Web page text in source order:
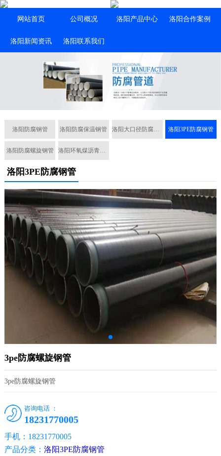
网站首页 公司概况 洛阳产品中心 洛阳合作案例
洛阳新闻资讯 洛阳联系我们
洛阳防腐钢管 洛阳防腐保温钢管 洛阳大口径防腐钢管 洛阳3PE防腐钢管
洛阳防腐螺旋钢管 洛阳环氧煤沥青防腐钢管
洛阳3PE防腐钢管
3pe防腐螺旋钢管
3pe防腐螺旋钢管
咨询电话 ：
18231770005
手机：18231770005
产品分类： 洛阳3PE防腐钢管